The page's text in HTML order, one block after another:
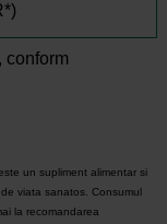
conform
un supliment alimentar si
viata sanatos. Consumul
la recomandarea